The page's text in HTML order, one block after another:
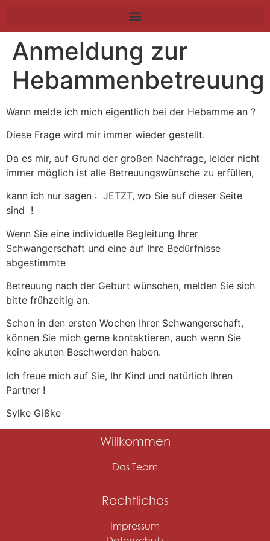
Anmeldung zur
Hebammenbetreuung
Wann melde ich mich eigentlich bei der Hebamme an ?
Diese Frage wird mir immer wieder gestellt.
Da es mir, auf Grund der großen Nachfrage, leider nicht
immer möglich ist alle Betreuungswünsche zu erfüllen,
kann ich nur sagen : JETZT, wo Sie auf dieser Seite
sind !
Wenn Sie eine individuelle Begleitung Ihrer
Schwangerschaft und eine auf Ihre Bedürfnisse
abgestimmte
Betreuung nach der Geburt wünschen, melden Sie sich
bitte frühzeitig an.
Schon in den ersten Wochen Ihrer Schwangerschaft,
können Sie mich gerne kontaktieren, auch wenn Sie
keine akuten Beschwerden haben.
Ich freue mich auf Sie, Ihr Kind und natürlich Ihren
Partner !
Sylke Gißke
Willkommen
Das Team
Rechtliches
Impressum